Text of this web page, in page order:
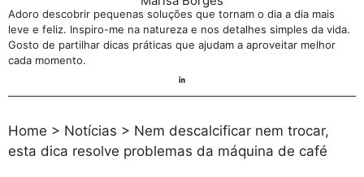
Adoro descobrir pequenas soluções que tornam o dia a dia mais
leve e feliz. Inspiro-me na natureza e nos detalhes simples da vida.
Gosto de partilhar dicas práticas que ajudam a aproveitar melhor
cada momento.
Home > Notícias > Nem descalcificar nem trocar,
esta dica resolve problemas da máquina de café